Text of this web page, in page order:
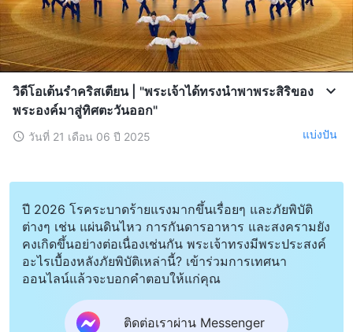
วิดีโอเต้นรำคริสเตียน | "พระเจ้าได้ทรงนำพาพระสิริของ
พระองค์มาสู่ทิศตะวันออก"
วันที่ 21 เดือน 06 ปี 2025 แบ่งปัน
ปี 2026 โรคระบาดร้ายแรงมากขึ้นเรื่อยๆ และภัยพิบัติ
ต่างๆ เช่น แผ่นดินไหว การกันดารอาหาร และสงครามยัง
คงเกิดขึ้นอย่างต่อเนื่องเช่นกัน พระเจ้าทรงมีพระประสงค์
อะไรเบื้องหลังภัยพิบัติเหล่านี้? เข้าร่วมการเทศนา
ออนไลน์แล้วจะบอกคำตอบให้แก่คุณ
ติดต่อเราผ่าน Messenger